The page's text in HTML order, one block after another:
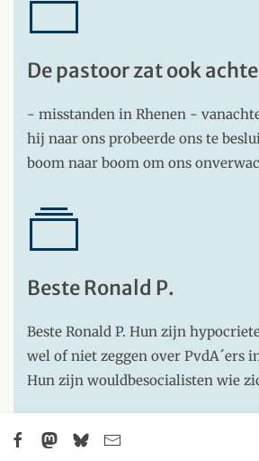
De pastoor zat ook
- misstanden in Rhenen -
hij naar ons probeerde ons te
boom naar boom om ons
Beste Ronald P.
Beste Ronald P. Hun zijn
wel of niet zeggen over PvdA´ers
Hun zijn wouldbesocialisten wie